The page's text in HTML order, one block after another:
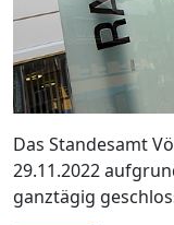
Das Standesamt
29.11.2022
ganztägig